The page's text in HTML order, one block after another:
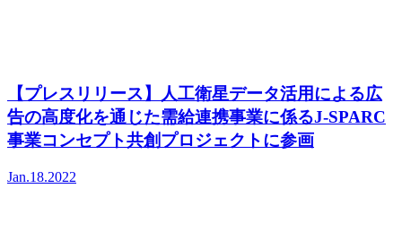
【プレスリリース】人工衛星データ活用による広
告の高度化を通じた需給連携事業に係るJ-SPARC
事業コンセプト共創プロジェクトに参画
Jan.18.2022